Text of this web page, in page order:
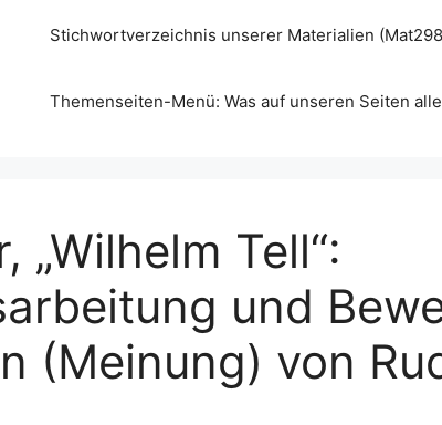
Stichwortverzeichnis unserer Materialien
Themenseiten-Menü: Was auf unseren Seiten
„Wilhelm Tell“:
und
(Meinung) von